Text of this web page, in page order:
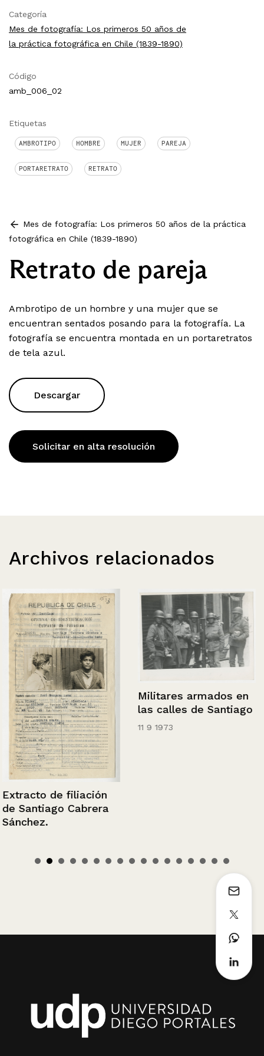
Categoría
Mes de fotografía: Los primeros 50 años de
la práctica fotográfica en Chile (1839-1890)
Código
amb_006_02
Etiquetas
AMBROTIPO HOMBRE MUJER PAREJA
PORTARETRATO RETRATO
Mes de fotografía: Los primeros 50 años de la práctica
fotográfica en Chile (1839-1890)
Retrato de pareja
Ambrotipo de un hombre y una mujer que se
encuentran sentados posando para la fotografía. La
fotografía se encuentra montada en un portaretratos
de tela azul.
Descargar
Solicitar en alta resolución
Archivos relacionados
Extracto de filiación
de Santiago Cabrera
Sánchez.
Militares armados en
las calles de Santiago
11 9 1973